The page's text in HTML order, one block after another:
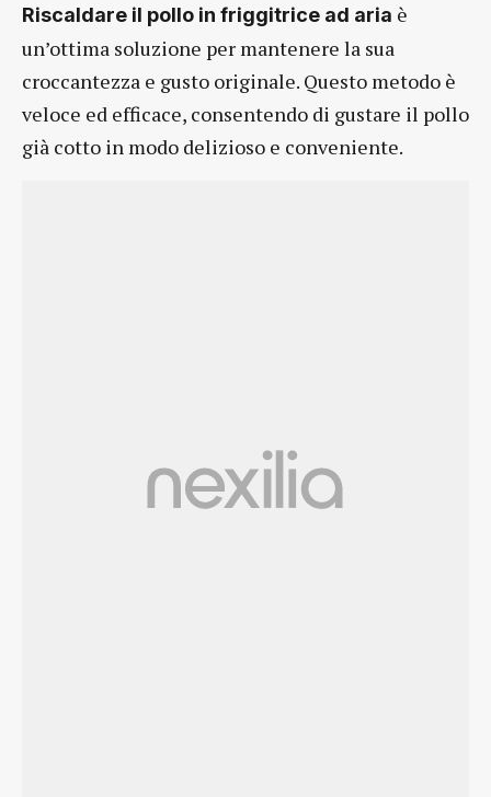
Riscaldare il pollo in friggitrice ad aria è
un’ottima soluzione per mantenere la sua
croccantezza e gusto originale. Questo metodo è
veloce ed efficace, consentendo di gustare il pollo
già cotto in modo delizioso e conveniente.